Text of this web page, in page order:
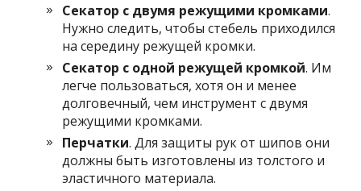
Секатор с двумя режущими кромками.
Нужно следить, чтобы стебель приходился
на середину режущей кромки.
Секатор с одной режущей кромкой. Им
легче пользоваться, хотя он и менее
долговечный, чем инструмент с двумя
режущими кромками.
Перчатки. Для защиты рук от шипов они
должны быть изготовлены из толстого и
эластичного материала.